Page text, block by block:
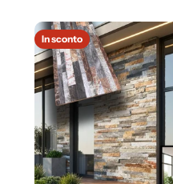
In sconto